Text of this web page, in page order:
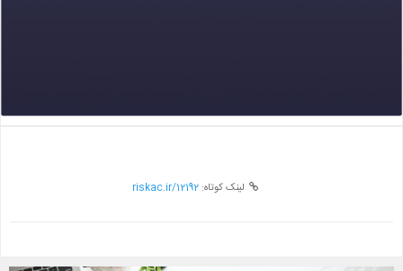
لینک کوتاه:riskac.ir/12192